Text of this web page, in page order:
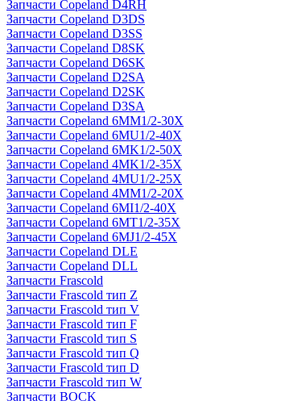
Запчасти Copeland D4RH
Запчасти Copeland D3DS
Запчасти Copeland D3SS
Запчасти Copeland D8SK
Запчасти Copeland D6SK
Запчасти Copeland D2SA
Запчасти Copeland D2SK
Запчасти Copeland D3SA
Запчасти Copeland 6MM1/2-30X
Запчасти Copeland 6MU1/2-40X
Запчасти Copeland 6MK1/2-50X
Запчасти Copeland 4MK1/2-35X
Запчасти Copeland 4MU1/2-25X
Запчасти Copeland 4MM1/2-20X
Запчасти Copeland 6MI1/2-40X
Запчасти Copeland 6MT1/2-35X
Запчасти Copeland 6MJ1/2-45X
Запчасти Copeland DLE
Запчасти Copeland DLL
Запчасти Frascold
Запчасти Frascold тип Z
Запчасти Frascold тип V
Запчасти Frascold тип F
Запчасти Frascold тип S
Запчасти Frascold тип Q
Запчасти Frascold тип D
Запчасти Frascold тип W
Запчасти BOCK